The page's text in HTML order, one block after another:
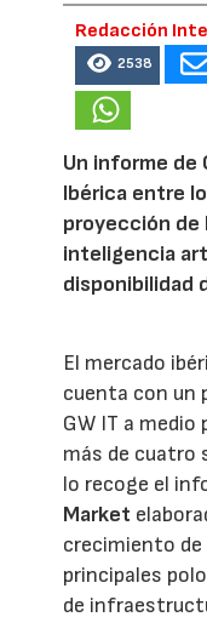
Redacción
2538
Un informe de
Ibérica entre
proyección de
inteligencia
disponibilidad
El mercado
cuenta con un
GW IT a
más de cuatro
lo recoge el
Market
crecimiento de
principales
de